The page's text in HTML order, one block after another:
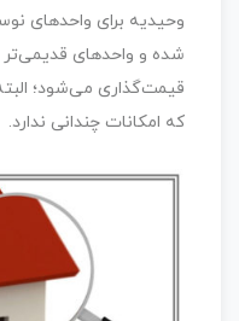
قیمت‌گذاری می‌شود؛
که امکانات چندانی ندارد.